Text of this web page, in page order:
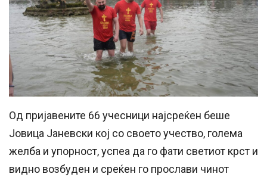
Од пријавените 66 учесници најсреќен беше
Јовица Јаневски кој со своето учество, голема
желба и упорност, успеа да го фати светиот крст и
видно возбуден и среќен го прослави чинот